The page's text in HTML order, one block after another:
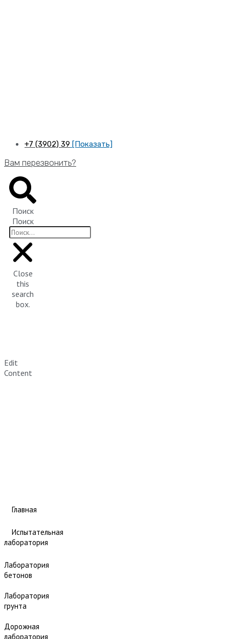
+7 (3902) 39 [Показать]
Вам перезвонить?
Поиск
Поиск
Close
this
search
box.
Edit
Content
Главная
Испытательная
лаборатория
Лаборатория
бетонов
Лаборатория
грунта
Дорожная
лаборатория